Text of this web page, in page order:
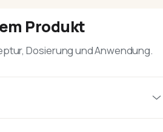
Produkt
Dosierung und Anwendung.